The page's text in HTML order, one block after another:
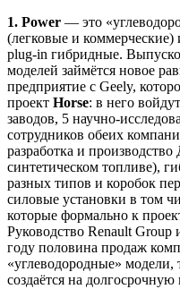
1. Power — это
(легковые и
plug-in гибридные.
моделей займётся новое
предприятие с Geely,
проект Horse: в него
заводов, 5 научно-
сотрудников обеих
разработка и
синтетическом топливе),
разных типов и коробок
силовые установки в том
которые формально к
Руководство Renault Group
году половина продаж
«углеводородные»
создаётся на долгосрочную